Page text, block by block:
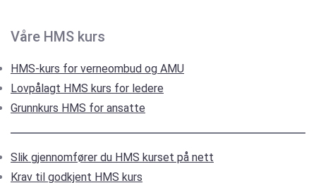
Våre HMS kurs
HMS-kurs for verneombud og AMU
Lovpålagt HMS kurs for ledere
Grunnkurs HMS for ansatte
Slik gjennomfører du HMS kurset på nett
Krav til godkjent HMS kurs